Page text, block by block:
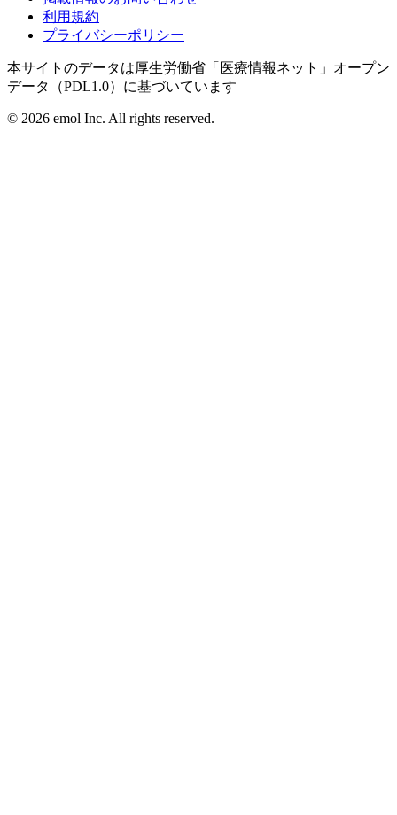
利用規約
プライバシーポリシー
本サイトのデータは厚生労働省「医療情報ネット」オープン
データ（PDL1.0）に基づいています
© 2026 emol Inc. All rights reserved.